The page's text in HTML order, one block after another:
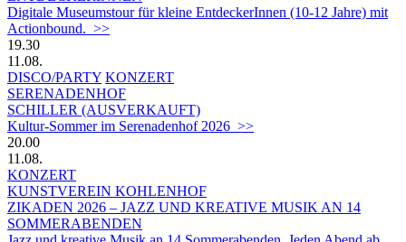
Digitale Museumstour für kleine EntdeckerInnen (10-12 Jahre) mit
Actionbound. >>
19.30
11.08.
DISCO/PARTY KONZERT
SERENADENHOF
SCHILLER (AUSVERKAUFT)
Kultur-Sommer im Serenadenhof 2026 >>
20.00
11.08.
KONZERT
KUNSTVEREIN KOHLENHOF
ZIKADEN 2026 – JAZZ UND KREATIVE MUSIK AN 14
SOMMERABENDEN